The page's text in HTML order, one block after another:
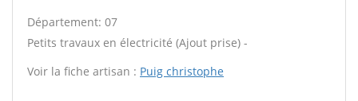
Département: 07
Petits travaux en électricité (Ajout prise) -
Voir la fiche artisan : Puig christophe